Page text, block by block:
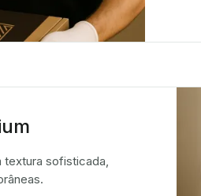
textura sofisticada,